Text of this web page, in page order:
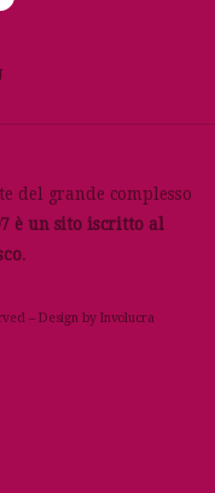
del grande complesso
è un sito iscritto al
.
– Design by Involucra